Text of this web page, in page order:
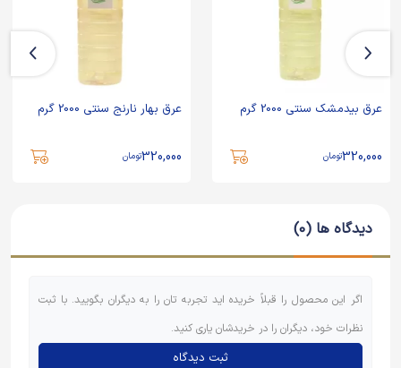
عرق بیدمشک سنتی 2000 گرم
320,000تومان
عرق بهار نارنج سنتی 2000 گرم
320,000تومان
دیدگاه ها (0)
اگر این محصول را قبلاً خریده اید تجربه تان را به دیگران بگویید. با ثبت
نظرات خود، دیگران را در خریدشان یاری کنید.
ثبت دیدگاه